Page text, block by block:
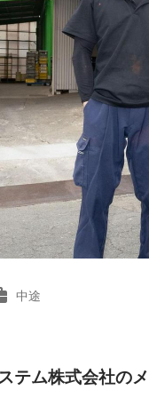
中途
テム株式会社の